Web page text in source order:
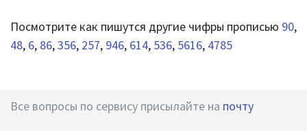
Посмотрите как пишутся другие чифры прописью 90,
48, 6, 86,356, 257, 946, 614, 536, 5616, 4785
Все вопросы по сервису присылайте на почту